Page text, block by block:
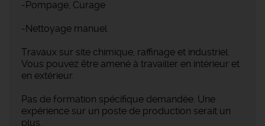
-Pompage, Curage
-Nettoyage manuel
Travaux sur site chimique, raffinage et industriel.
Vous pouvez être amené à travailler en intérieur et
en extérieur.
Pas de formation spécifique demandée. Une
expérience sur un poste de production serait un
plus.